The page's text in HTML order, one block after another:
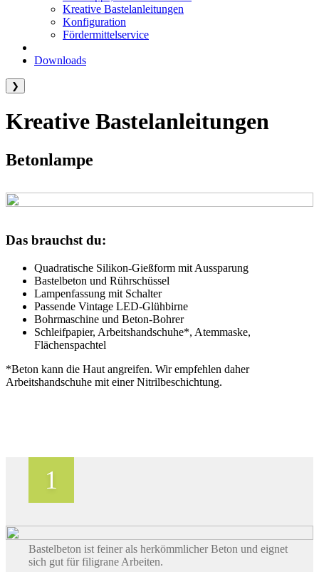
Kreative Bastelanleitungen
Konfiguration
Fördermittelservice
Downloads
❯
Kreative Bastelanleitungen
Betonlampe
Das brauchst du:
Quadratische Silikon-Gießform mit Aussparung
Bastelbeton und Rührschüssel
Lampenfassung mit Schalter
Passende Vintage LED-Glühbirne
Bohrmaschine und Beton-Bohrer
Schleifpapier, Arbeitshandschuhe*, Atemmaske,
Flächenspachtel
*Beton kann die Haut angreifen. Wir empfehlen daher
Arbeitshandschuhe mit einer Nitrilbeschichtung.
Bastelbeton ist feiner als herkömmlicher Beton und eignet
sich gut für filigrane Arbeiten.